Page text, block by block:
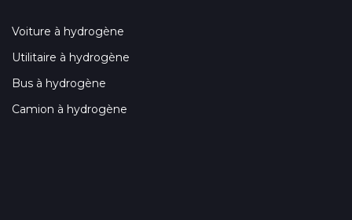
Voiture à hydrogène
Utilitaire à hydrogène
Bus à hydrogène
Camion à hydrogène